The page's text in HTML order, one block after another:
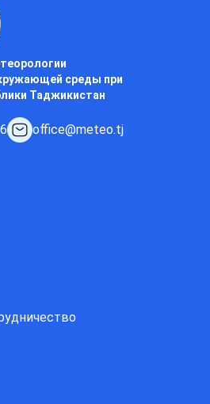
среды при
Таджикистан
office@meteo.tj